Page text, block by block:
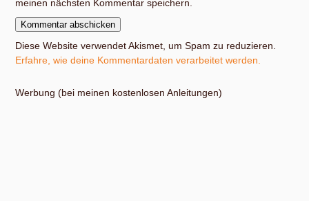
meinen nächsten Kommentar speichern.
Diese Website verwendet Akismet, um Spam zu reduzieren.
Erfahre, wie deine Kommentardaten verarbeitet werden.
Werbung (bei meinen kostenlosen Anleitungen)